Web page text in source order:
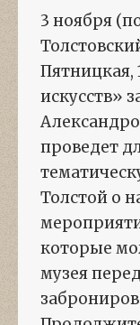
3 ноября
Пятницкая,
искусств»
проведет
Толстой о
которые
музея